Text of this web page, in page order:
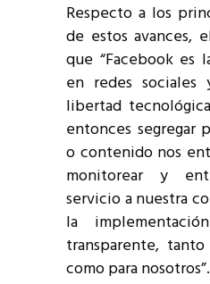
Respecto a los
de estos avances,
que “Facebook es
en redes
libertad
entonces
o contenido nos
monitorear y
servicio a nuestra
la
transparente,
como para nosotros”.